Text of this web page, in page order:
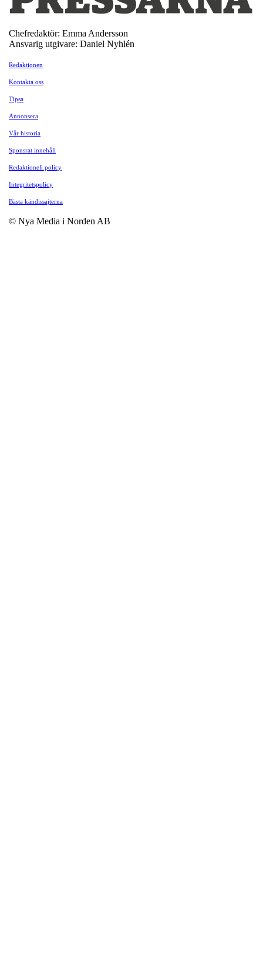
Chefredaktör: Emma Andersson
Ansvarig utgivare: Daniel Nyhlén
Redaktionen
Kontakta oss
Tipsa
Annonsera
Vår historia
Sponsrat innehåll
Redaktionell policy
Integritetspolicy
Bästa kändissajterna
© Nya Media i Norden AB